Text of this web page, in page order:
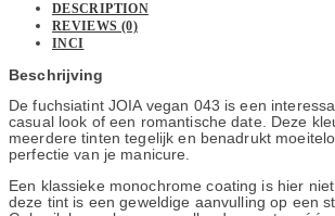
DESCRIPTION
REVIEWS (0)
INCI
Beschrijving
De fuchsiatint JOIA vegan 043 is een
casual look of een romantische date. Deze
meerdere tinten tegelijk en benadrukt
perfectie van je manicure.
Een klassieke monochrome coating is hier
deze tint is een geweldige aanvulling op een